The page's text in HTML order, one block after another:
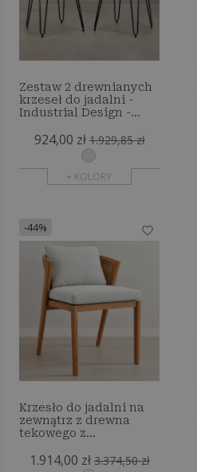
Zestaw 2 drewnianych
krzeseł do jadalni -
Industrial Design -
924,00 zł 1.929,85 zł
+ KOLORY
-44%
Krzesło do jadalni na
zewnątrz z drewna
tekowego z
1.914,00 zł 3.374,50 zł